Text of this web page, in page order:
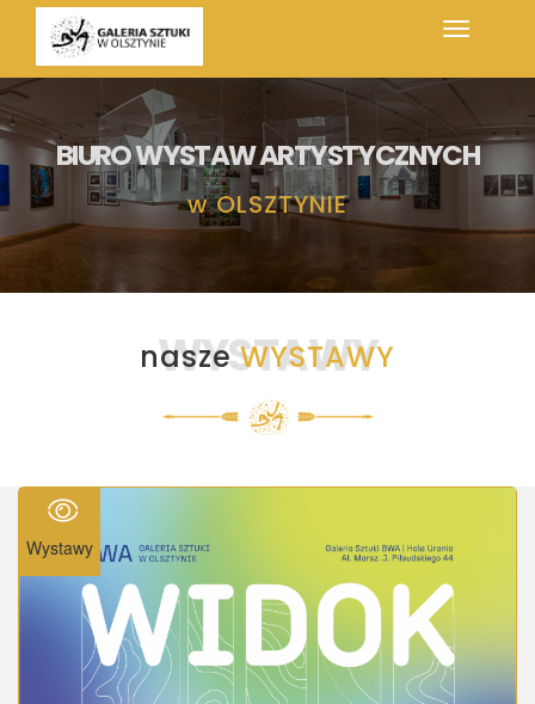
BIURO WYSTAW ARTYSTYCZNYCH
w OLSZTYNIE
WYSTAWY
naszeWYSTAWY
Wystawy